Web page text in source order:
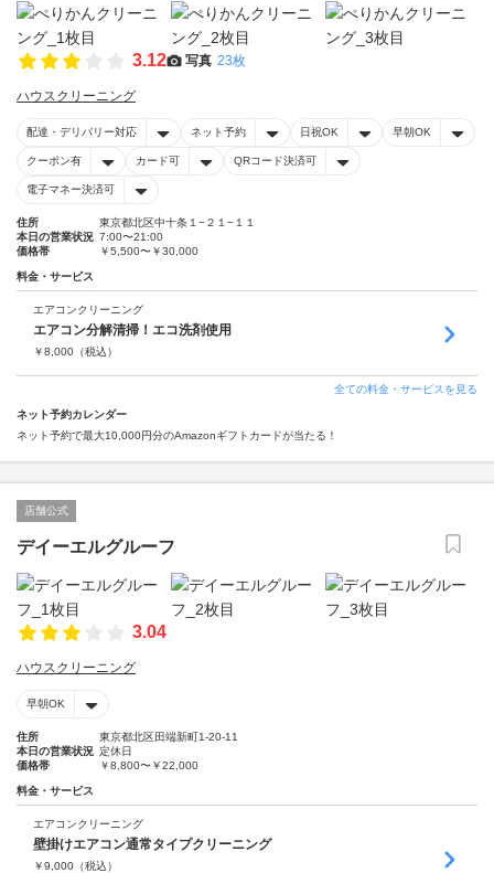
3.12 写真 23枚
ハウスクリーニング
配達・デリバリー対応 ネット予約 日祝OK 早朝OK
クーポン有 カード可 QRコード決済可
電子マネー決済可
住所
東京都北区中十条１−２１−１１
本日の営業状況 7:00〜21:00
価格帯
￥5,500〜￥30,000
料金・サービス
エアコンクリーニング
エアコン分解清掃！エコ洗剤使用
￥8,000 （税込）
全ての料金・サービスを見る
ネット予約カレンダー
ネット予約で最大10,000円分のAmazonギフトカードが当たる！
店舗公式
デイーエルグルーフ
3.04
ハウスクリーニング
早朝OK
住所
東京都北区田端新町1-20-11
本日の営業状況 定休日
価格帯
￥8,800〜￥22,000
料金・サービス
エアコンクリーニング
壁掛けエアコン通常タイプクリーニング
￥9,000 （税込）